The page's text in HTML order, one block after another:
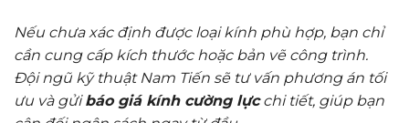
Nếu chưa xác định được loại kính phù hợp, bạn chỉ
cần cung cấp kích thước hoặc bản vẽ công trình.
Đội ngũ kỹ thuật Nam Tiến sẽ tư vấn phương án tối
ưu và gửibáo giá kính cường lựcchi tiết, giúp bạn